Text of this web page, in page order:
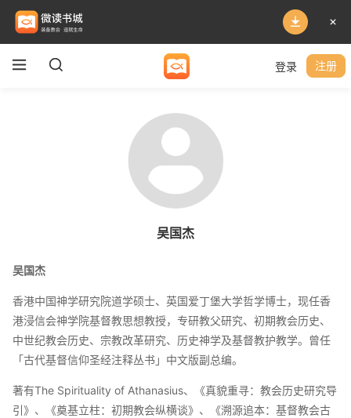
登录 注册
吴国杰
吴国杰
香港中国神学研究院道学硕士、英国爱丁堡大学哲学博士，现任香
港浸信会神学院基督教思想教授，专研教父研究、初期教会历史、
中世纪教会历史、宗教改革研究、历史神学及基督教护教学。曾任
「古代基督信仰圣经注释丛书」中文版副总编。
著有The Spirituality of Athanasius、《真貌重寻：教会历史研究导
引》、《奠基立柱：初期教会纵横谈》、《溯源追本：基督教会古